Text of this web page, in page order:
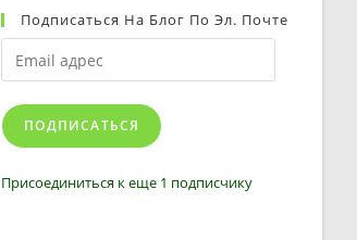
Подписаться На Блог По Эл. Почте
Email
адрес
ПОДПИСАТЬСЯ
Присоединиться к еще 1 подписчику